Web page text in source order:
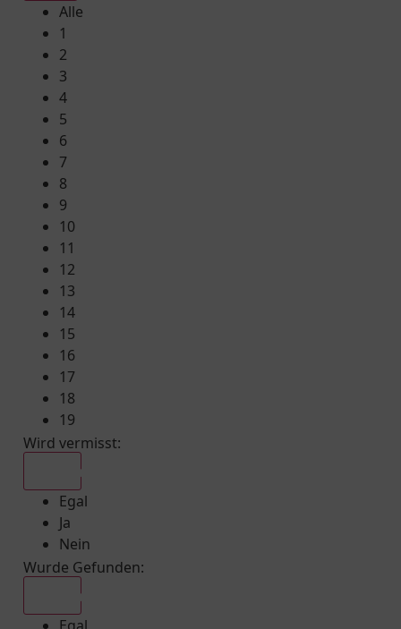
Alle
1
2
3
4
5
6
7
8
9
10
11
12
13
14
15
16
17
18
19
Wird vermisst:
Egal
Ja
Nein
Wurde Gefunden:
Egal